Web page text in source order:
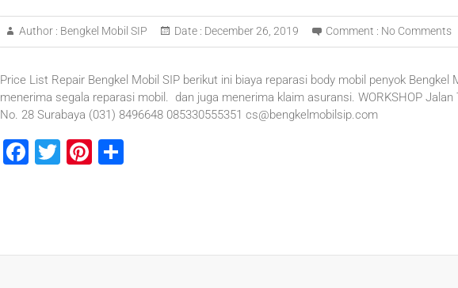
Author : Bengkel Mobil SIP Date : December 26, 2019 Comment : No Comments
Price List Repair Bengkel Mobil SIP berikut ini biaya reparasi body mobil penyok Bengkel
menerima segala reparasi mobil. dan juga menerima klaim asuransi. WORKSHOP Jalan
No. 28 Surabaya (031) 8496648 085330555351 cs@bengkelmobilsip.com
F
b
T
Pi
st